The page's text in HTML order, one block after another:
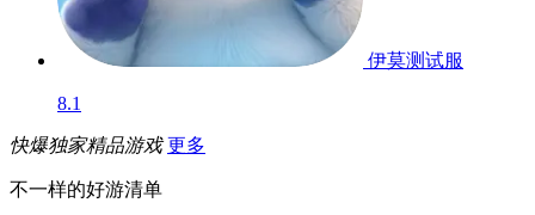
伊莫测试服
8.1
快爆独家精品游戏 更多
不一样的好游清单